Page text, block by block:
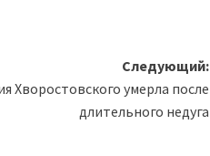
Следующий:
Хворостовского умерла после
длительного недуга